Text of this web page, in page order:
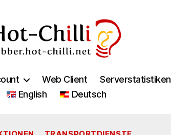
Web Client Serverstatistiken
English
Deutsch
Kategorien